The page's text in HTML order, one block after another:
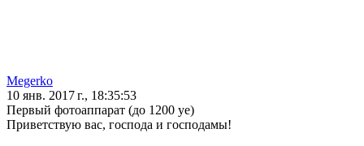
Megerko
10 янв. 2017 г., 18:35:53
Первый фотоаппарат (до 1200 уе)
Приветствую вас, господа и господамы!